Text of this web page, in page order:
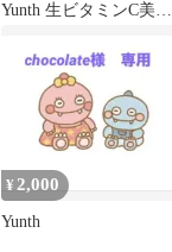
Yunth 生ビタミンC美白
¥ 2,000
Yunth